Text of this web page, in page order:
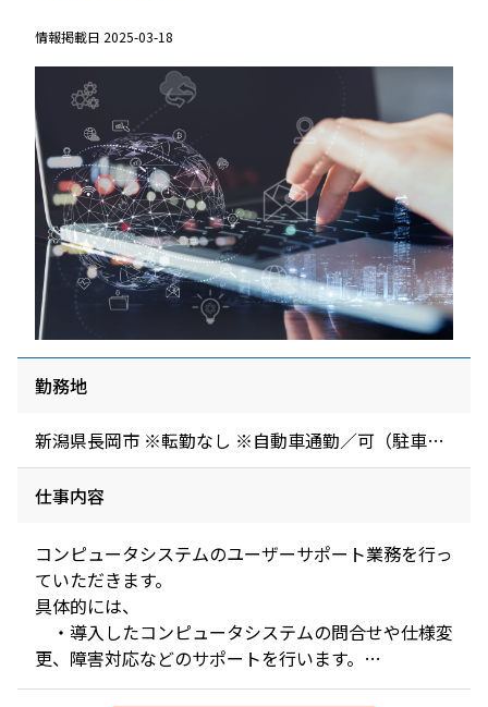
・工場内ネットワークの運用・保守等
情報掲載日 2025-03-18
勤務地
新潟県長岡市 ※転勤なし ※自動車通勤／可（駐車場
仕事内容
コンピュータシステムのユーザーサポート業務を行っ
ていただきます。
具体的には、
・導入したコンピュータシステムの問合せや仕様変
更、障害対応などのサポートを行います。
・クライアントは主に首都圏の外資系メーカー５～